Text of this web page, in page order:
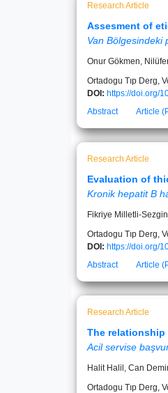
Research Article
Assesment of
Van Bölgesindeki
Onur Gökmen,
Ortadogu Tıp Derg,
DOI: https://doi.org/
Abstract
Article
Research Article
Evaluation of
Kronik hepatit B
Fikriye Milletli-
Ortadogu Tıp Derg,
DOI: https://doi.org/
Abstract
Article
Research Article
The
Acil servise
Halit Halil, Can
Ortadogu Tıp Derg,